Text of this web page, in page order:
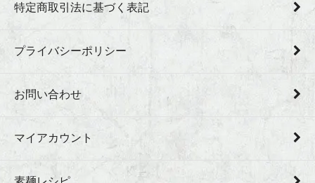
特定商取引法に基づく表記
プライバシーポリシー
お問い合わせ
マイアカウント